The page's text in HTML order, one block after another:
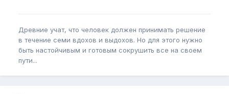
Древние учат, что человек должен принимать решение
в течение семи вдохов и выдохов. Но для этого нужно
быть настойчивым и готовым сокрушить все на своем
пути...